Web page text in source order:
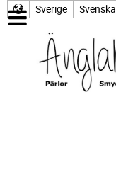
Sverige Svenska